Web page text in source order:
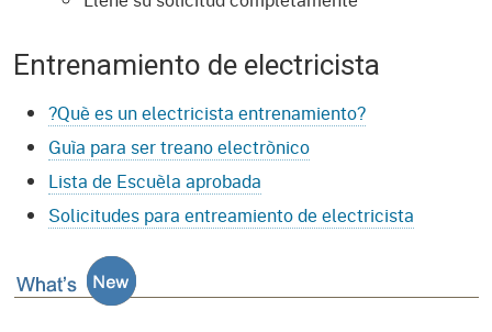
Entrenamiento de electricista
?Què es un electricista entrenamiento?
Guìa para ser treano electrònico
Lista de Escuèla aprobada
Solicitudes para entreamiento de electricista